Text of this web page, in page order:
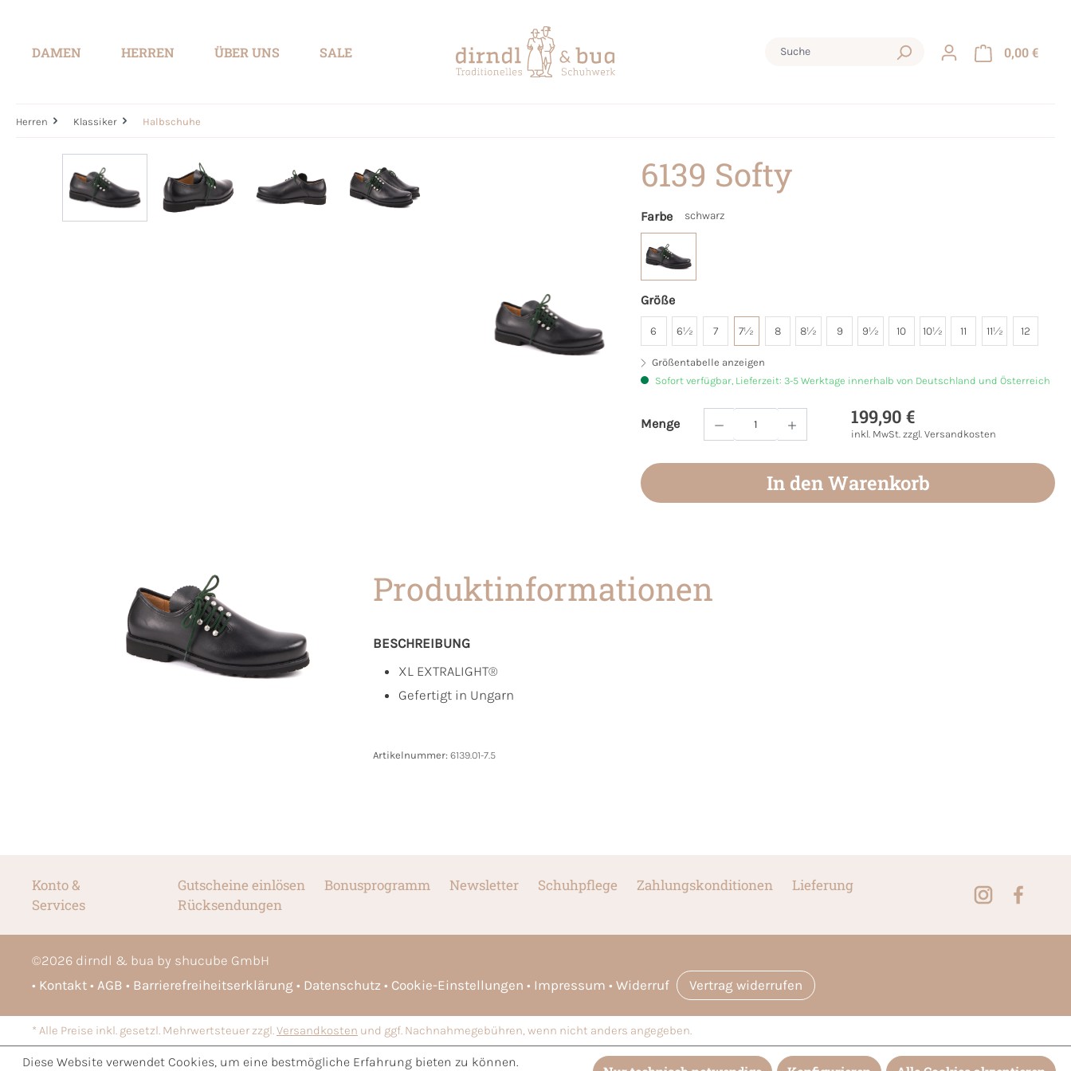
DAMEN HERREN ÜBER UNS SALE 0,00 €
Herren Klassiker Halbschuhe
6139 Softy
Farbe schwarz
Größe
6 6½ 7 7½ 8 8½ 9 9½ 10 10½ 11 11½ 12
Größentabelle anzeigen
Sofort verfügbar, Lieferzeit: 3-5 Werktage innerhalb von Deutschland und Österreich
Menge
Produkt Anzahl: Gib den gewünschten Wert ein
199,90 €
inkl. MwSt. zzgl. Versandkosten
In den Warenkorb
Produktinformationen
BESCHREIBUNG
XL EXTRALIGHT®
Gefertigt in Ungarn
Artikelnummer: 6139.01-7.5
Konto &
Services
Gutscheine einlösen Bonusprogramm Newsletter Schuhpflege Zahlungskonditionen
Lieferung
Rücksendungen
©2026 dirndl & bua by shucube GmbH
Kontakt
AGB Barrierefreiheitserklärung Datenschutz Cookie-Einstellungen Impressum Widerruf Vertrag widerrufen
* Alle Preise inkl. gesetzl. Mehrwertsteuer zzgl.Versandkosten und ggf. Nachnahmegebühren, wenn nicht anders angegeben.
Diese Website verwendet Cookies, um eine bestmögliche Erfahrung bieten zu können.